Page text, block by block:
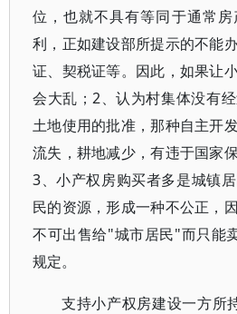
位，也就不具有等同于通常
利，正如建设部所提示的不能
证、契税证等。因此，如果让
会大乱；2、认为村集体没有
土地使用的批准，那种自主开
流失，耕地减少，有违于国家
3、小产权房购买者多是城镇
民的资源，形成一种不公正，
不可出售给"城市居民"而只能
规定。
支持小产权房建设一方所